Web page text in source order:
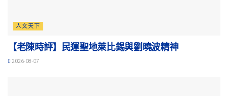
人文天下
【老陳時評】民運聖地萊比錫與劉曉波精神
2026-08-07